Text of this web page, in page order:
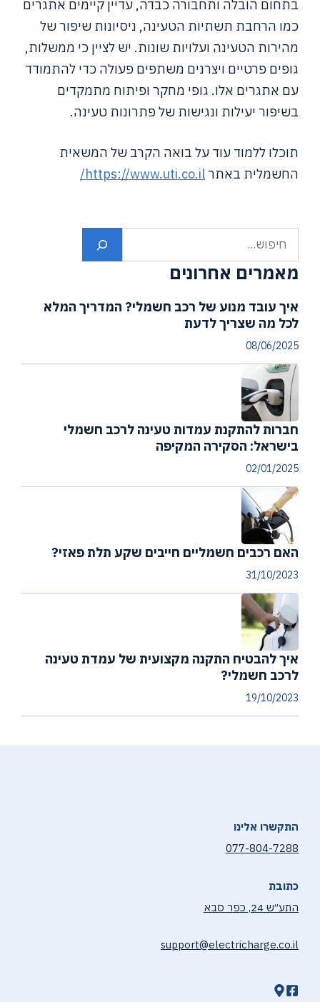
בתחום הובלה ותחבורה כבדה, עדיין קיימים אתגרים
כמו הרחבת תשתיות הטעינה, ניסיונות שיפור של
מהירות הטעינה ועלויות שונות. יש לציין כי ממשלות,
גופים פרטיים ויצרנים משתפים פעולה כדי להתמודד
עם אתגרים אלו. גופי מחקר ופיתוח מתמקדים
בשיפור יעילות ונגישות של פתרונות טעינה.
תוכלו ללמוד עוד על בואה הקרב של המשאית
החשמלית באתרhttps://www.uti.co.il/
חיפוש
מאמרים אחרונים
איך עובד מנוע של רכב חשמלי? המדריך המלא
לכל מה שצריך לדעת
08/06/2025
חברות להתקנת עמדות טעינה לרכב חשמלי
בישראל: הסקירה המקיפה
02/01/2025
האם רכבים חשמליים חייבים שקע תלת פאזי?
31/10/2023
איך להבטיח התקנה מקצועית של עמדת טעינה
לרכב חשמלי?
19/10/2023
התקשרו אלינו
077-804-7288
כתובת
התע״ש 24, כפר סבא
support@electricharge.co.il